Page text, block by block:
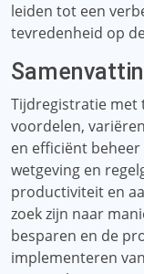
leiden tot een
tevredenheid op
Tijdregistratie met
voordelen,
en efficiënt
wetgeving en
productiviteit en
zoek zijn naar
besparen en de
implementeren